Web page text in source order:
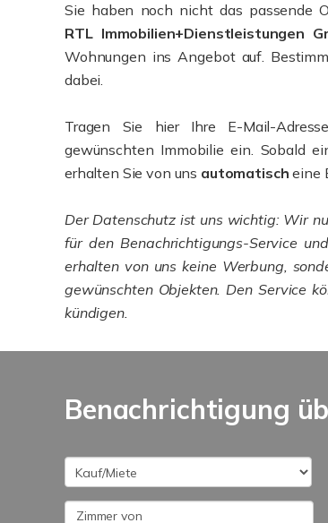
Sie haben noch nicht das passende
RTL Immobilien+Dienstleistungen
Wohnungen ins Angebot auf.
dabei.
Tragen Sie hier Ihre E-Mail-
gewünschten Immobilie ein. Sobald
erhalten Sie von uns automatischeine
Der Datenschutz ist uns wichtig: Wir
für den Benachrichtigungs-Service
erhalten von uns keine Werbung,
gewünschten Objekten. Den Service
kündigen.
Benachrichtigung